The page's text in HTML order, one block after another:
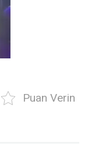
Puan Verin